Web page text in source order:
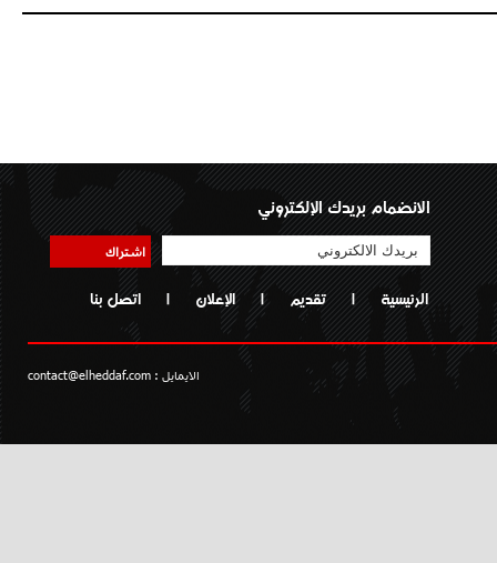
الانضمام بريدك الإلكتروني
اشتراك
الرئيسية | تقديم | الإعلان | اتصل بنا
الايمايل : contact@elheddaf.com